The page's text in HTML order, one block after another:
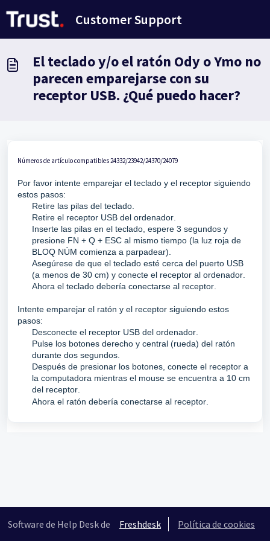
Customer Support
El teclado y/o el ratón Ody o Ymo no
parecen emparejarse con su
receptor USB. ¿Qué puedo hacer?
Números de artículo compatibles 24332/23942/24370/24079
Por favor intente emparejar el teclado y el receptor siguiendo
estos pasos:
Retire las pilas del teclado.
Retire el receptor USB del ordenador.
Inserte las pilas en el teclado, espere 3 segundos y
presione FN + Q + ESC al mismo tiempo (la luz roja de
BLOQ NÚM comienza a parpadear).
Asegúrese de que el teclado esté cerca del puerto USB
(a menos de 30 cm) y conecte el receptor al ordenador.
Ahora el teclado debería conectarse al receptor.
Intente emparejar el ratón y el receptor siguiendo estos
pasos:
Desconecte el receptor USB del ordenador.
Pulse los botones derecho y central (rueda) del ratón
durante dos segundos.
Después de presionar los botones, conecte el receptor a
la computadora mientras el mouse se encuentra a 10 cm
del receptor.
      Ahora el
ratón debería conectarse al receptor.
Software de Help Desk de Freshdesk Política de cookies